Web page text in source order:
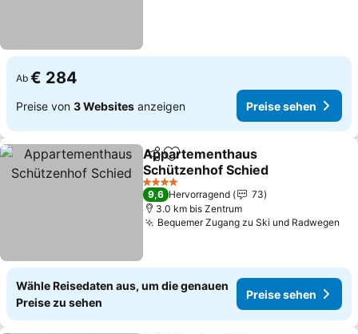
Ab € 284
Preise von 3 Websites anzeigen Preise sehen
TeilenZu Favoriten hinzufügen
Appartementhaus
Schützenhof Schied
Preise sehen
4 Sterne
9,6 Hervorragend
73
3.0 km bis Zentrum
Bequemer Zugang zu Ski und Radwegen
Wähle Reisedaten aus, um die genauen
Preise zu sehen
Preise sehen